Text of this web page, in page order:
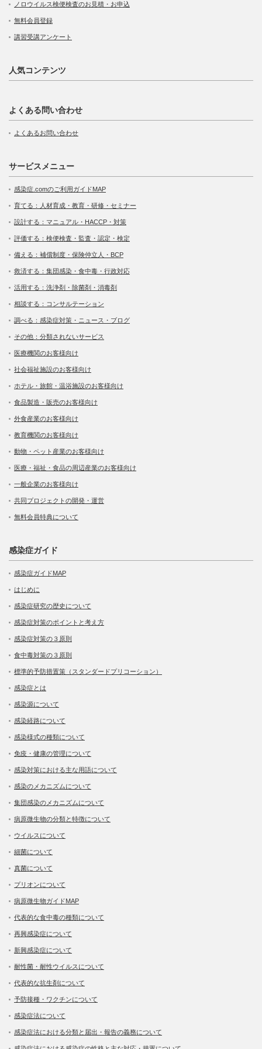
ノロウイルス検便検査のお見積・お申込
無料会員登録
講習受講アンケート
人気コンテンツ
よくある問い合わせ
よくあるお問い合わせ
サービスメニュー
感染症.comのご利用ガイドMAP
育てる：人材育成・教育・研修・セミナー
設計する：マニュアル・HACCP・対策
評価する：検便検査・監査・認定・検定
備える：補償制度・保険仲立人・BCP
救済する：集団感染・食中毒・行政対応
活用する：洗浄剤・除菌剤・消毒剤
相談する：コンサルテーション
調べる：感染症対策・ニュース・ブログ
その他：分類されないサービス
医療機関のお客様向け
社会福祉施設のお客様向け
ホテル・旅館・温浴施設のお客様向け
食品製造・販売のお客様向け
外食産業のお客様向け
教育機関のお客様向け
動物・ペット産業のお客様向け
医療・福祉・食品の周辺産業のお客様向け
一般企業のお客様向け
共同プロジェクトの開発・運営
無料会員特典について
感染症ガイド
感染症ガイドMAP
はじめに
感染症研究の歴史について
感染症対策のポイントと考え方
感染症対策の３原則
食中毒対策の３原則
標準的予防措置策（スタンダードプリコーション）
感染症とは
感染源について
感染経路について
感染様式の種類について
免疫・健康の管理について
感染対策における主な用語について
感染のメカニズムについて
集団感染のメカニズムについて
病原微生物の分類と特徴について
ウイルスについて
細菌について
真菌について
プリオンについて
病原微生物ガイドMAP
代表的な食中毒の種類について
再興感染症について
新興感染症について
耐性菌・耐性ウイルスについて
代表的な抗生剤について
予防接種・ワクチンについて
感染症法について
感染症法における分類と届出・報告の義務について